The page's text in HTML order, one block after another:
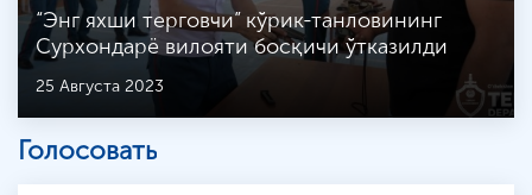
“Энг яхши терговчи” кўрик-танловининг
Сурхондарё вилояти босқичи ўтказилди
25 Августа 2023
Голосовать